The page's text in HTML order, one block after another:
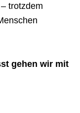
trotzdem
gehen wir mit